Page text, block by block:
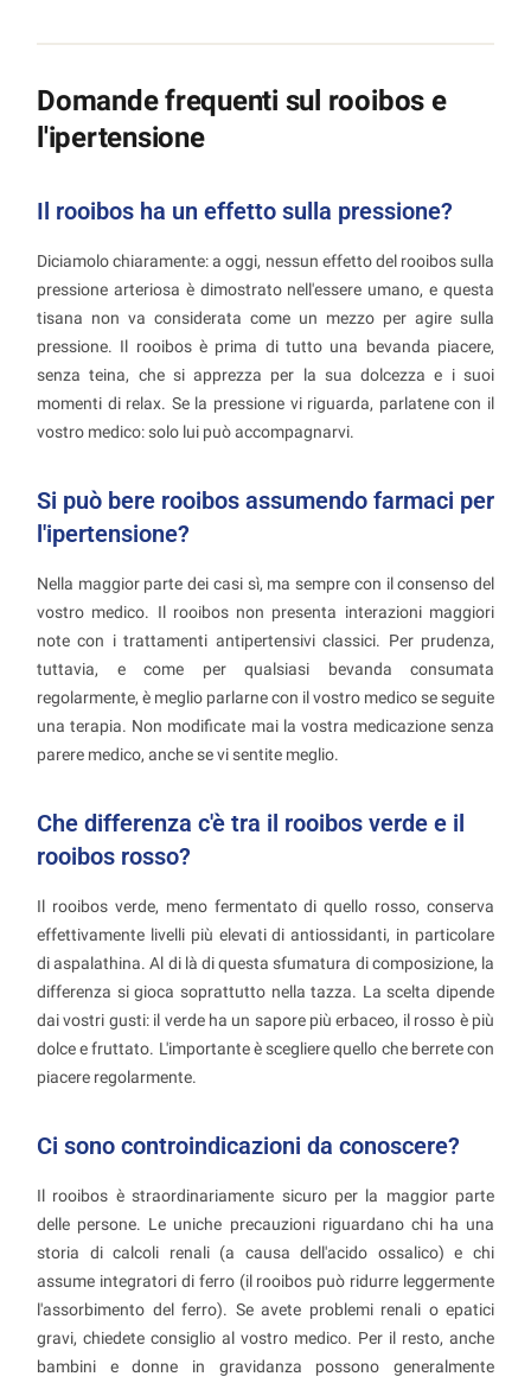
Domande frequenti sul rooibos e
l'ipertensione
Il rooibos ha un effetto sulla pressione?
Diciamolo chiaramente: a oggi, nessun effetto del rooibos sulla
pressione arteriosa è dimostrato nell'essere umano, e questa
tisana non va considerata come un mezzo per agire sulla
pressione. Il rooibos è prima di tutto una bevanda piacere,
senza teina, che si apprezza per la sua dolcezza e i suoi
momenti di relax. Se la pressione vi riguarda, parlatene con il
vostro medico: solo lui può accompagnarvi.
Si può bere rooibos assumendo farmaci per
l'ipertensione?
Nella maggior parte dei casi sì, ma sempre con il consenso del
vostro medico. Il rooibos non presenta interazioni maggiori
note con i trattamenti antipertensivi classici. Per prudenza,
tuttavia, e come per qualsiasi bevanda consumata
regolarmente, è meglio parlarne con il vostro medico se seguite
una terapia. Non modificate mai la vostra medicazione senza
parere medico, anche se vi sentite meglio.
Che differenza c'è tra il rooibos verde e il
rooibos rosso?
Il rooibos verde, meno fermentato di quello rosso, conserva
effettivamente livelli più elevati di antiossidanti, in particolare
di aspalathina. Al di là di questa sfumatura di composizione, la
differenza si gioca soprattutto nella tazza. La scelta dipende
dai vostri gusti: il verde ha un sapore più erbaceo, il rosso è più
dolce e fruttato. L'importante è scegliere quello che berrete con
piacere regolarmente.
Ci sono controindicazioni da conoscere?
Il rooibos è straordinariamente sicuro per la maggior parte
delle persone. Le uniche precauzioni riguardano chi ha una
storia di calcoli renali (a causa dell'acido ossalico) e chi
assume integratori di ferro (il rooibos può ridurre leggermente
l'assorbimento del ferro). Se avete problemi renali o epatici
gravi, chiedete consiglio al vostro medico. Per il resto, anche
bambini e donne in gravidanza possono generalmente